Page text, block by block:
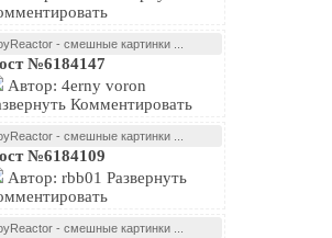
- смешные картинки ...
№6184147
Развернуть Комментировать
- смешные картинки ...
№6184109
- смешные картинки ...